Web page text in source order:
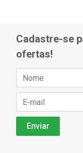
Cadastre-se
ofertas!